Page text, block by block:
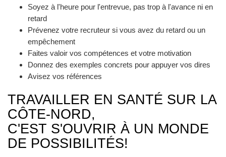
Soyez à l'heure pour l'entrevue, pas trop à l'avance ni en
retard
Prévenez votre recruteur si vous avez du retard ou un
empêchement
Faites valoir vos compétences et votre motivation
Donnez des exemples concrets pour appuyer vos dires
Avisez vos références
TRAVAILLER EN SANTÉ SUR LA
CÔTE-NORD,
C'EST S'OUVRIR À UN MONDE
DE POSSIBILITÉS!